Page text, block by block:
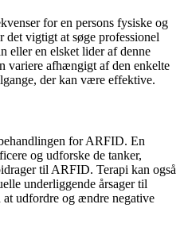
for en persons fysiske og
vigtigt at søge professionel
eller en elsket lider af denne
variere afhængigt af den enkelte
der kan være effektive.
for ARFID. En
og udforske de tanker,
til ARFID. Terapi kan også
underliggende årsager til
at udfordre og ændre negative